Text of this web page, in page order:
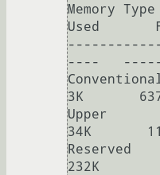
Memory
Used
----
3K
Upper
34K
Reserved
232K